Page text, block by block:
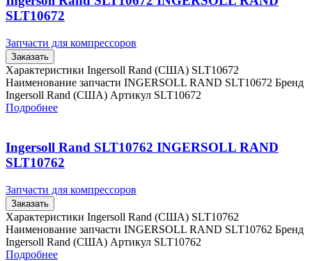
SLT10672
Запчасти для компрессоров
Заказать
Характеристики Ingersoll Rand (США) SLT10672
Наименование запчасти INGERSOLL RAND SLT10672 Бренд
Ingersoll Rand (США) Артикул SLT10672
Подробнее
Ingersoll Rand SLT10762 INGERSOLL RAND
SLT10762
Запчасти для компрессоров
Заказать
Характеристики Ingersoll Rand (США) SLT10762
Наименование запчасти INGERSOLL RAND SLT10762 Бренд
Ingersoll Rand (США) Артикул SLT10762
Подробнее